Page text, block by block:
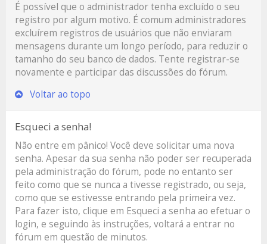
É possível que o administrador tenha excluído o seu
registro por algum motivo. É comum administradores
excluírem registros de usuários que não enviaram
mensagens durante um longo período, para reduzir o
tamanho do seu banco de dados. Tente registrar-se
novamente e participar das discussões do fórum.
Voltar ao topo
Esqueci a senha!
Não entre em pânico! Você deve solicitar uma nova
senha. Apesar da sua senha não poder ser recuperada
pela administração do fórum, pode no entanto ser
feito como que se nunca a tivesse registrado, ou seja,
como que se estivesse entrando pela primeira vez.
Para fazer isto, clique em Esqueci a senha ao efetuar o
login, e seguindo às instruções, voltará a entrar no
fórum em questão de minutos.